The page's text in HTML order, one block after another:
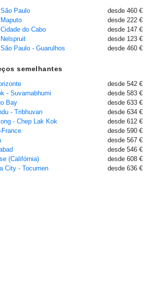
Paulo
desde 460 €
desde 222 €
do Cabo
desde 147 €
desde 123 €
Paulo - Guarulhos
desde 460 €
semelhantes
desde 542 €
- Suvarnabhumi
desde 583 €
Bay
desde 633 €
- Tribhuvan
desde 634 €
- Chep Lak Kok
desde 612 €
desde 590 €
desde 567 €
desde 546 €
(Califórnia)
desde 608 €
City - Tocumen
desde 636 €